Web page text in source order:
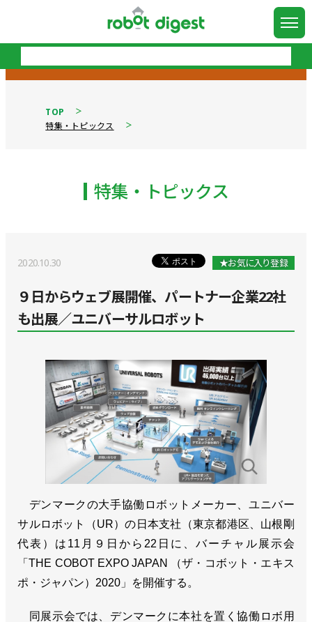
TOP
特集・トピックス
特集・トピックス
2020.10.30 ★お気に入り登録
９日からウェブ展開催、パートナー企業22社
も出展／ユニバーサルロボット
デンマークの大手協働ロボットメーカー、ユニバー
サルロボット（UR）の日本支社（東京都港区、山根剛
代表）は11月９日から22日に、バーチャル展示会
「THE COBOT EXPO JAPAN （ザ・コボット・エキス
ポ・ジャパン）2020」を開催する。
同展示会では、デンマークに本社を置く協働ロボ用